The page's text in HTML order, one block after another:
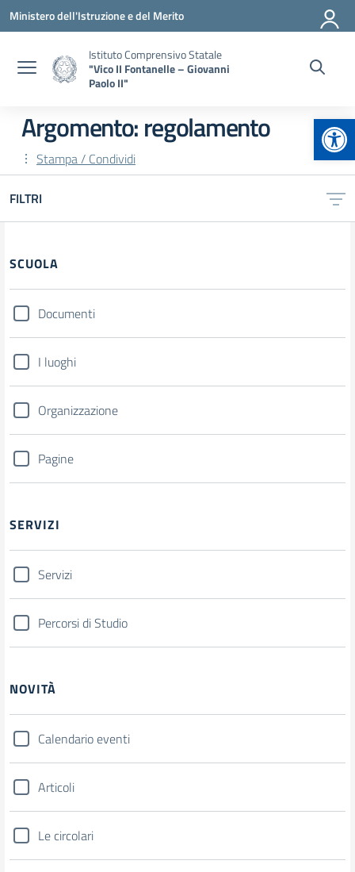
Vai ai contenuti
Vai al menu di navigazione
Vai al footer
Ministero dell'Istruzione e del Merito
Istituto Comprensivo Statale
"Vico II Fontanelle – Giovanni
Paolo II"
Argomento: regolamento
Stampa / Condividi
FILTRI
Filtri
SCUOLA
Documenti
I luoghi
Organizzazione
Pagine
SERVIZI
Servizi
Percorsi di Studio
NOVITÀ
Calendario eventi
Articoli
Le circolari